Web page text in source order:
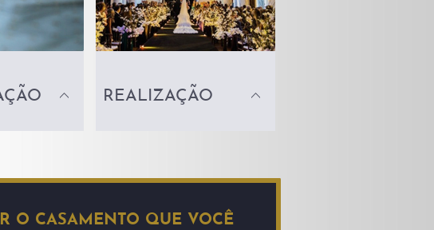
REALIZAÇÃO
O CASAMENTO QUE VOCÊ